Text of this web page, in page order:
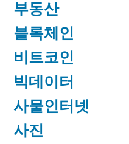
부동산
블록체인
비트코인
빅데이터
사물인터넷
사진